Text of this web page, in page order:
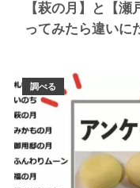
【萩の月】と【
ってみたら違いに
調べる